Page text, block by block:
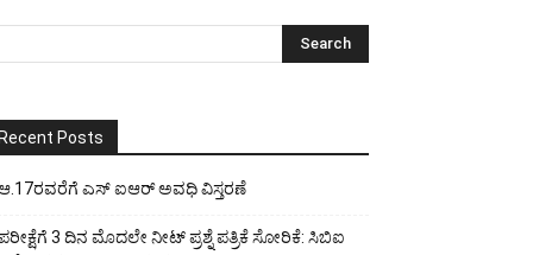
Posts
ಎಸ್ ಐಆರ್ ಅವಧಿ ವಿಸ್ತರಣೆ
3 ದಿನ ಮೊದಲೇ ನೀಟ್ ಪ್ರಶ್ನೆ ಪತ್ರಿಕೆ ಸೋರಿಕೆ: ಸಿಬಿಐ